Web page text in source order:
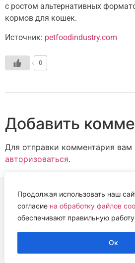
Продолжая использовать наш
согласие на обработку файлов
обеспечивают правильную работу
Ок
с ростом альтернативных
кормов для кошек.
Источник: petfoodindustry.com
0
Добавить
Для отправки комментария вам
авторизоваться.
ВЕТЕРИНАРНАЯ
НИЖЕГОРОДСКОЙ
2022 г.